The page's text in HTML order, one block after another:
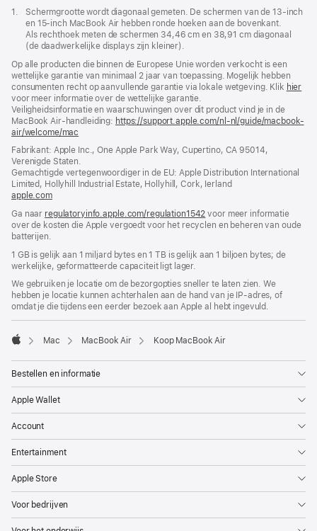
Voetnoot
1.
Schermgrootte wordt diagonaal gemeten. De schermen van de 13‑inch
en 15‑inch MacBook Air hebben ronde hoeken aan de bovenkant.
Als rechthoek meten de schermen 34,46 cm en 38,91 cm diagonaal
(de daadwerkelijke displays zijn kleiner).
Op alle producten die binnen de Europese Unie worden verkocht is een
wettelijke garantie van minimaal 2 jaar van toepassing. Mogelijk hebben
consumenten recht op aanvullende garantie via lokale wetgeving. Klik hier
voor meer informatie over de wettelijke garantie.
Veiligheidsinformatie en waarschuwingen over dit product vind je in de
MacBook Air-handleiding: https://support.apple.com/nl-nl/guide/macbook-
air/welcome/mac
nieuw
venster
geopend)
Fabrikant: Apple Inc., One Apple Park Way, Cupertino, CA 95014,
Verenigde Staten.
Gemachtigde vertegenwoordiger in de EU: Apple Distribution International
Limited, Hollyhill Industrial Estate, Hollyhill, Cork, Ierland
apple.com(wordt
nieuw
venster
Ga naar regulatoryinfo.apple.com/regulation1542 (wordt
in
geopend)
voor meer informatie
over de kosten die Apple vergoedt voor het recyclen en beheren van oude
batterijen.
1 GB is gelijk aan 1 miljard bytes en 1 TB is gelijk aan 1 biljoen bytes; de
werkelijke, geformatteerde capaciteit ligt lager.
We gebruiken je locatie om de bezorgopties sneller te laten zien. We
hebben je locatie kunnen achterhalen aan de hand van je IP-adres, of
omdat je die tijdens een eerder bezoek aan Apple al hebt ingevuld.
Mac MacBook Air Koop MacBook Air
Bestellen en informatie
Apple Wallet
Account
Entertainment
Apple Store
Voor bedrijven